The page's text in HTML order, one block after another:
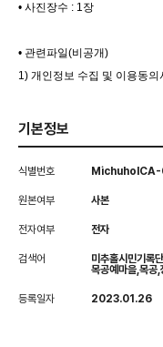
• 사진장수 : 1장
• 관련파일(비공개)
1) 개인정보 수집 및 이용동
기본정보
식별번호
원본여부 사본
전자여부 전자
검색어
미추홀시민기록
목공예마을,목공
등록일자 2023.01.26